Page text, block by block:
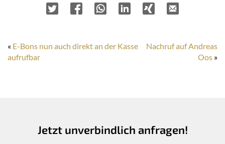
« E-Bons nun auch direkt an der Kasse
aufrufbar
Nachruf auf Andreas
Oos »
Jetzt unverbindlich anfragen!